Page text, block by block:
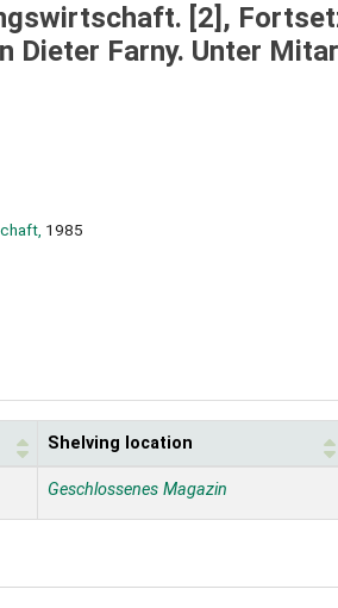
[2],
Dieter Farny. Unter
1985
Shelving location
Geschlossenes Magazin